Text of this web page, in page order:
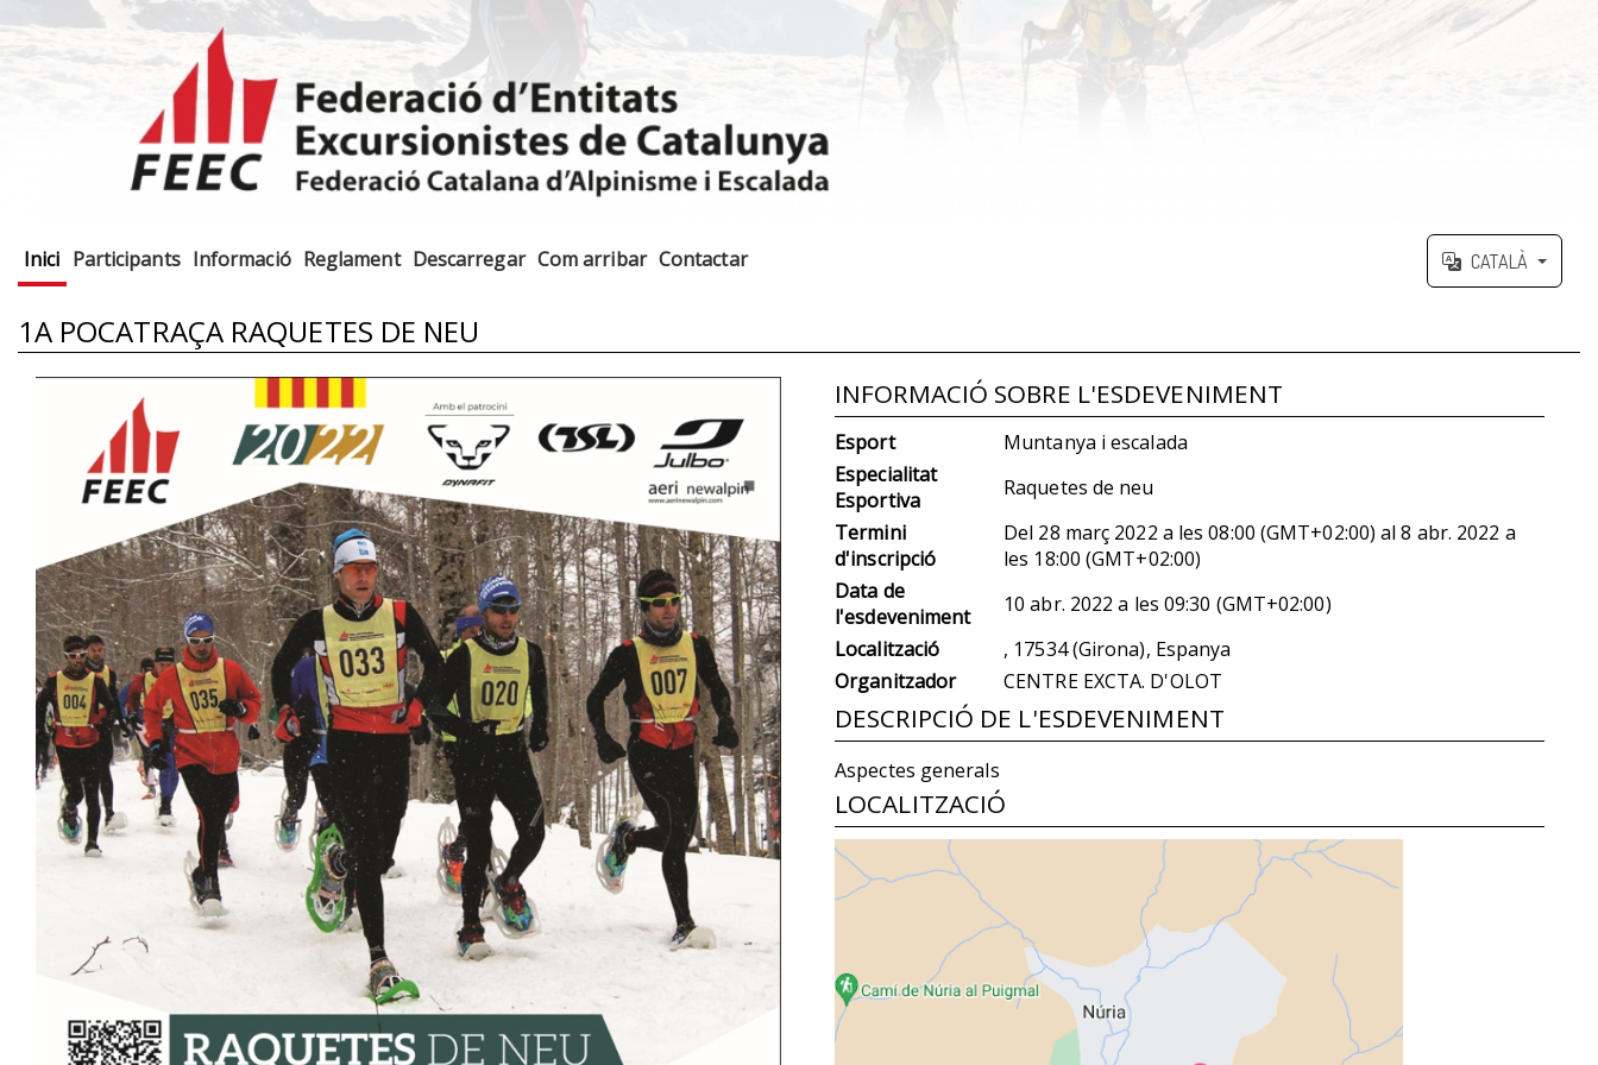
Inici Participants Informació Reglament Descarregar Com arribar Contactar CATALÀ
1A POCATRAÇA RAQUETES DE NEU
INFORMACIÓ SOBRE L'ESDEVENIMENT
Esport
Muntanya i escalada
Especialitat
Esportiva
Raquetes de neu
Termini
d'inscripció
Del 28 març 2022 a les08:00 (GMT+02:00) al8 abr. 2022 a
les 18:00 (GMT+02:00)
Data de
l'esdeveniment
10 abr. 2022 a les 09:30 (GMT+02:00)
Localització
, 17534 (Girona), Espanya
Organitzador
CENTRE EXCTA. D'OLOT
DESCRIPCIÓ DE L'ESDEVENIMENT
Aspectes generals
LOCALITZACIÓ